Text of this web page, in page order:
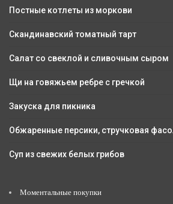
Постные котлеты из моркови
Скандинавский томатный тарт
Салат со свеклой и сливочным сыром
Щи на говяжьем ребре с гречкой
Закуска для пикника
Обжаренные персики, стручковая
Суп из свежих белых грибов
Моментальные покупки